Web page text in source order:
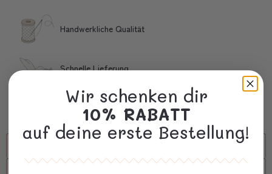
Handwerkliche Qualität
Schnelle Lieferung
Kostbare Verpackung
Wir schenken dir
10% RABATT
auf deine erste Bestellung!